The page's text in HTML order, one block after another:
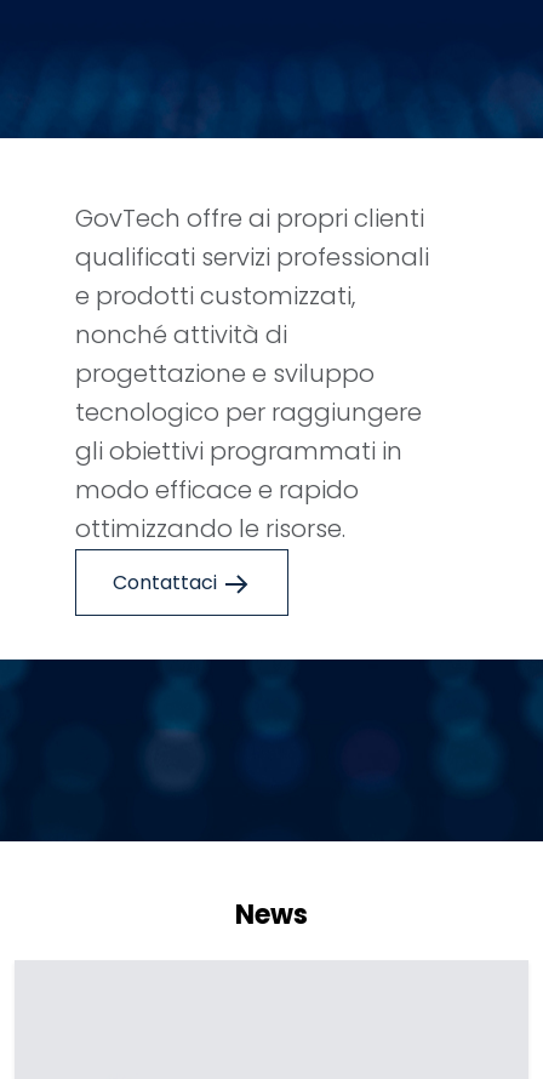
GovTech offre ai propri clienti
qualificati servizi professionali
e prodotti customizzati,
nonché attività di
progettazione e sviluppo
tecnologico per raggiungere
gli obiettivi programmati in
modo efficace e rapido
ottimizzando le risorse.
Contattaci
News